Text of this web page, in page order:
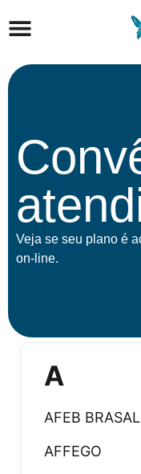
Veja se seu plano é
on-line.
A
AFEB BRASAL
AFFEGO